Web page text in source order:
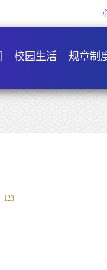
校园生活 规章制
123